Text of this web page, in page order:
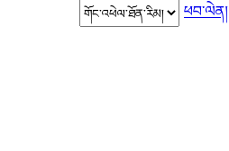
ཕབ་ལེན།